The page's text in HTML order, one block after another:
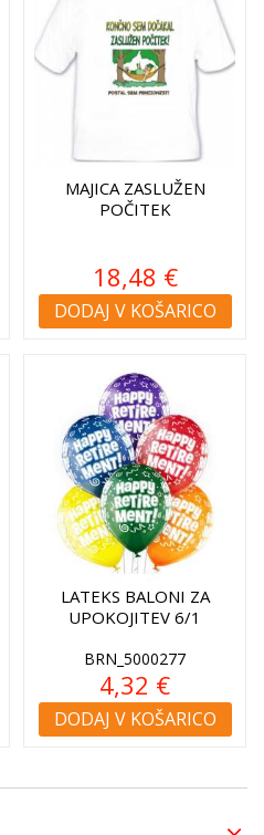
MAJICA ZASLUŽEN
POČITEK
18,48 €
DODAJ V KOŠARICO
LATEKS BALONI ZA
UPOKOJITEV 6/1
BRN_5000277
4,32 €
DODAJ V KOŠARICO